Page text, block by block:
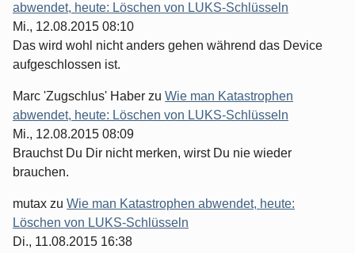
abwendet, heute: Löschen von LUKS-Schlüsseln
Mi., 12.08.2015 08:10
Das wird wohl nicht anders gehen während das Device
aufgeschlossen ist.
Marc 'Zugschlus' Haber zu Wie man Katastrophen
abwendet, heute: Löschen von LUKS-Schlüsseln
Mi., 12.08.2015 08:09
Brauchst Du Dir nicht merken, wirst Du nie wieder
brauchen.
mutax zu Wie man Katastrophen abwendet, heute:
Löschen von LUKS-Schlüsseln
Di., 11.08.2015 16:38